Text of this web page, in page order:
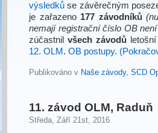
výsledků se závěrečným
je zařazeno 177 závodníků
nemají registrační číslo OB
zúčastnil všech závodů
12. OLM . OB postupy.
Publikováno v Naše závody, SCD
11. závod OLM, Raduň
Středa, Září 21st, 2016